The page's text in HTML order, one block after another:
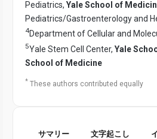
Pediatrics, Yale School of
Pediatrics/Gastroenterology and
4Department of Cellular and
5Yale Stem Cell Center, Yale
School of Medicine
* These authors contributed equally
サマリー 文字起こし